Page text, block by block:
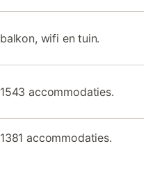
balkon, wifi en tuin.
1543 accommodaties.
1381 accommodaties.